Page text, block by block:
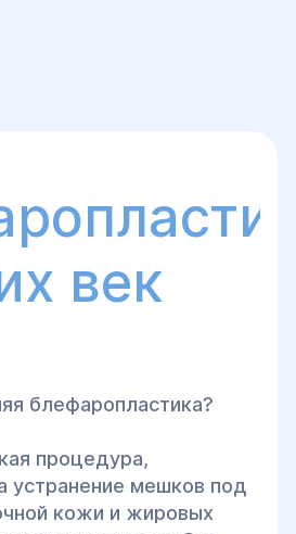
век
блефаропластика?
процедура,
устранение мешков под
кожи и жировых